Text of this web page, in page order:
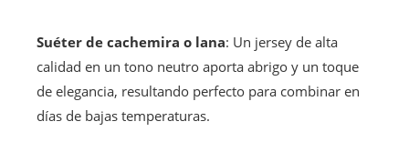
Suéter de cachemira o lana: Un jersey de alta
calidad en un tono neutro aporta abrigo y un toque
de elegancia, resultando perfecto para combinar en
días de bajas temperaturas.